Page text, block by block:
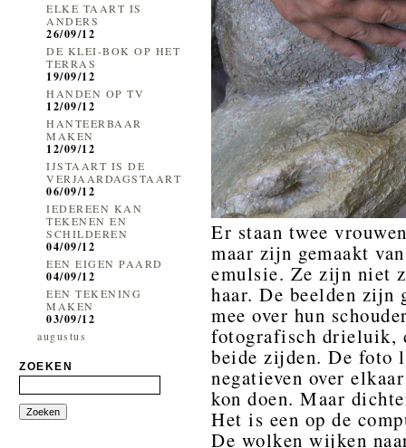
ELKE TAART IS
ANDERS
26/09/12
DE KLEI-BOK OP HET
TERRAS
19/09/12
HANDEN OP TV
12/09/12
HANTEERBAAR
MAKEN
12/09/12
IJSTAART IS DE
VERJAARDAGSTAART
06/09/12
IEDEREEN KAN
TEKENEN EN
SCHILDEREN
04/09/12
EEN EIGEN PAARD
04/09/12
EEN TEKENING
MAKEN
03/09/12
augustus
ZOEKEN
Er staan twee
maar zijn gemaakt
emulsie. Ze zijn niet
haar. De beelden
mee over hun
fotografisch drieluik,
beide zijden. De foto
negatieven over
kon doen. Maar
Het is een op de
De wolken wijken